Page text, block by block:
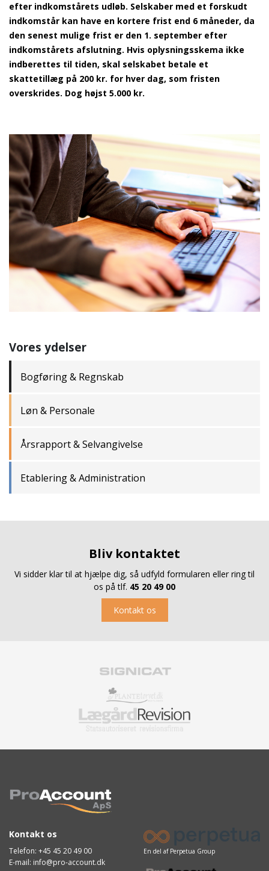
efter indkomstårets udløb. Selskaber med et forskudt
indkomstår kan have en kortere frist end 6 måneder, da
den senest mulige frist er den 1. september efter
indkomstårets afslutning. Hvis oplysningsskema ikke
indberettes til tiden, skal selskabet betale et
skattetillæg på 200 kr. for hver dag, som fristen
overskrides. Dog højst 5.000 kr.
Vores ydelser
Bogføring & Regnskab
Løn & Personale
Årsrapport & Selvangivelse
Etablering & Administration
Bliv kontaktet
Vi sidder klar til at hjælpe dig, så udfyld formularen eller ring til
os på tlf. 45 20 49 00
Kontakt os
Kontakt os
Telefon: +45 45 20 49 00
E-mail: info@pro-account.dk
En del af Perpetua Group